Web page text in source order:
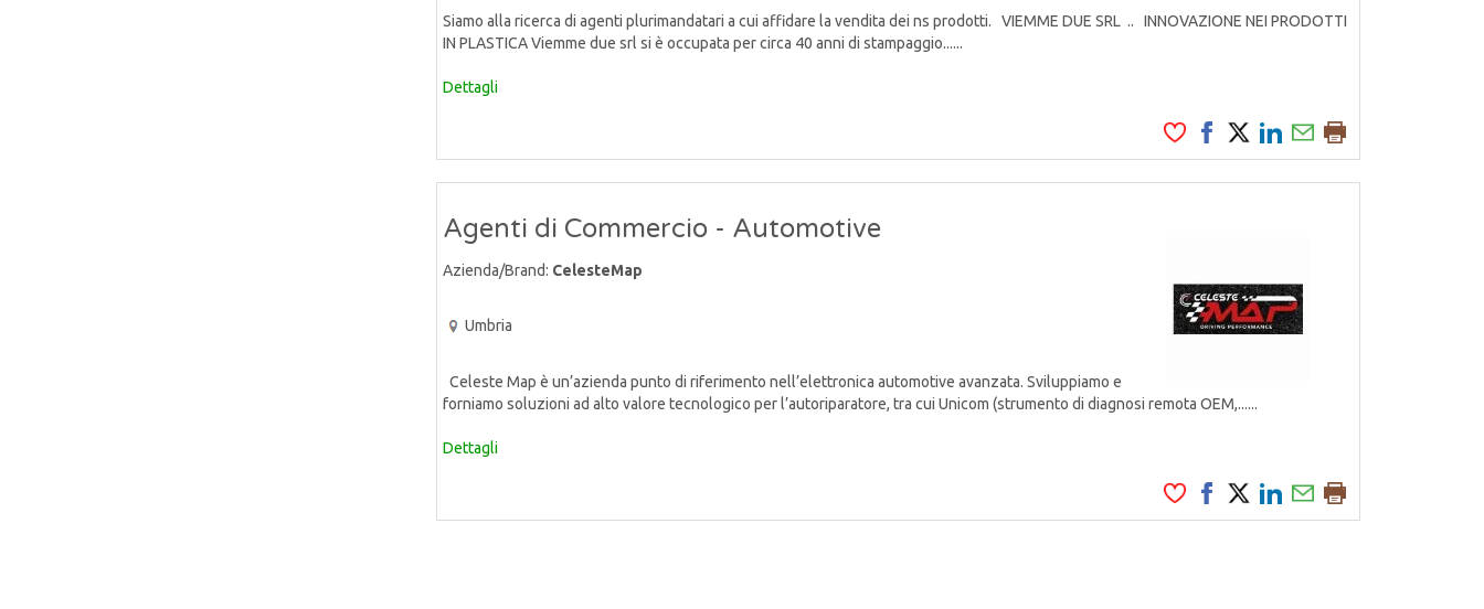
Siamo alla ricerca di agenti plurimandatari a cui affidare la vendita dei ns prodotti. VIEMME DUE SRL .. INNOVAZIONE NEI PRODOTTI
IN PLASTICA Viemme due srl si è occupata per circa 40 anni di stampaggio......
Dettagli
Agenti di Commercio - Automotive
Azienda/Brand: CelesteMap
Umbria
Celeste Map è un’azienda punto di riferimento nell’elettronica automotive avanzata. Sviluppiamo e
forniamo soluzioni ad alto valore tecnologico per l’autoriparatore, tra cui Unicom (strumento di diagnosi remota OEM,......
Dettagli